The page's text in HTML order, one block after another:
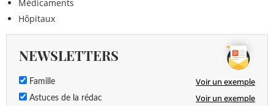
Médicaments
Hôpitaux
NEWSLETTERS
Famille Voir un exemple
Astuces de la rédac Voir un exemple